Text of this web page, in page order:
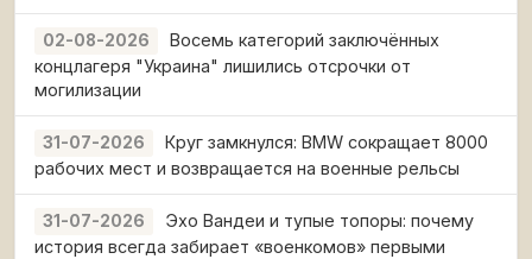
02-08-2026
Восемь категорий заключённых
концлагеря "Украина" лишились отсрочки от
могилизации
31-07-2026
Круг замкнулся: BMW сокращает 8000
рабочих мест и возвращается на военные рельсы
31-07-2026
Эхо Вандеи и тупые топоры: почему
история всегда забирает «военкомов» первыми